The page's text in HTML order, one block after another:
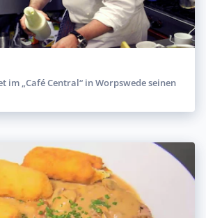
im „Café Central“ in Worpswede seinen